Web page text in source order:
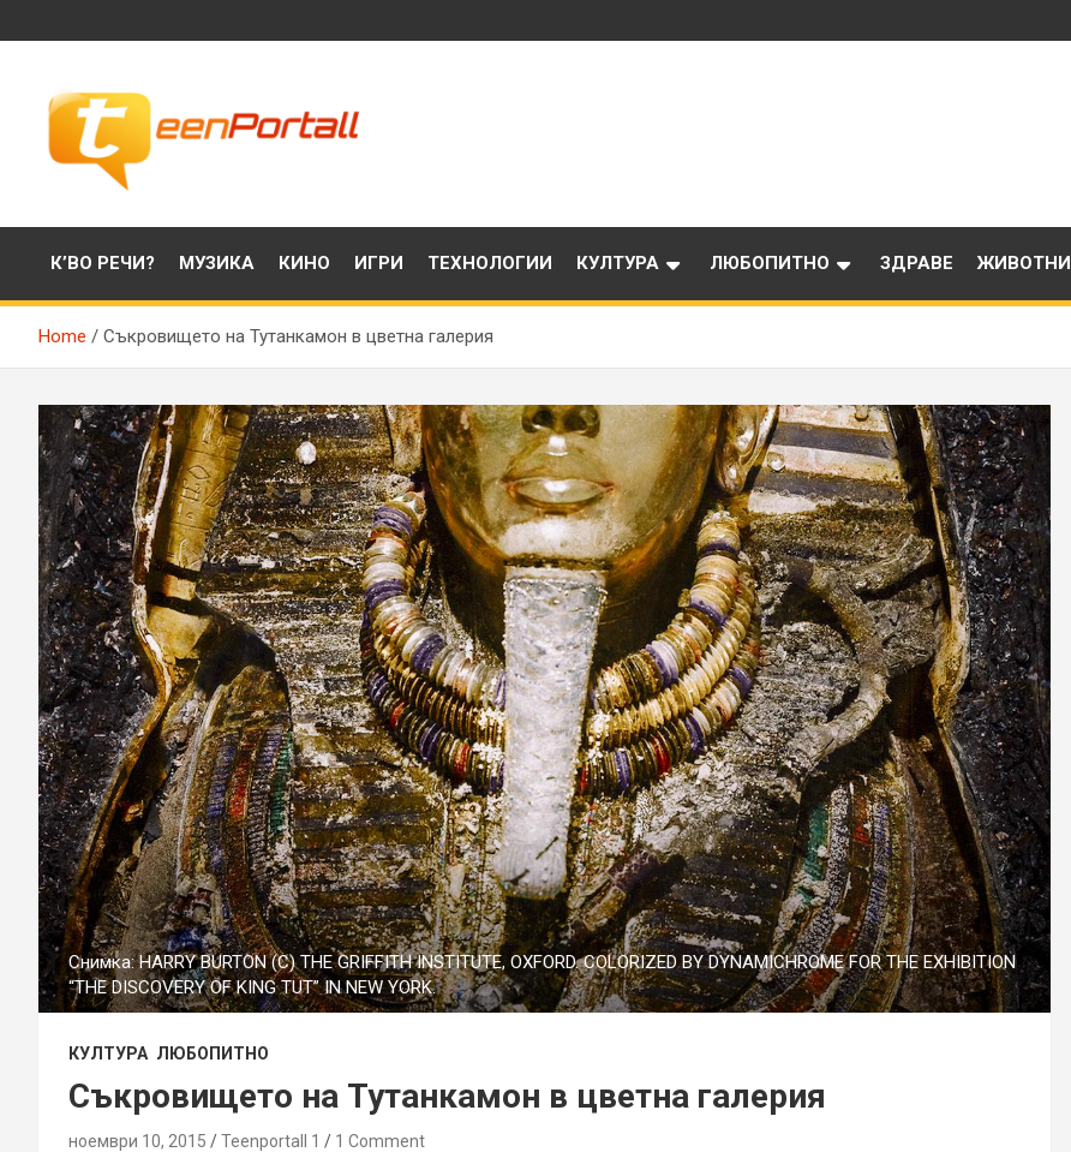
to
TeenPortall
К’ВО РЕЧИ? МУЗИКА КИНО ИГРИ ТЕХНОЛОГИИ КУЛТУРА ЛЮБОПИТНО ЗДРАВЕ ЖИВОТНИ
Home Съкровището на Тутанкамон в цветна галерия
Снимка: HARRY BURTON (C) THE GRIFFITH INSTITUTE, OXFORD. COLORIZED BY DYNAMICHROME FOR THE EXHIBITION
“THE DISCOVERY OF KING TUT” IN NEW YORK.
КУЛТУРА ЛЮБОПИТНО
Съкровището на Тутанкамон в цветна галерия
ноември 10, 2015 Teenportall 1 1 Comment